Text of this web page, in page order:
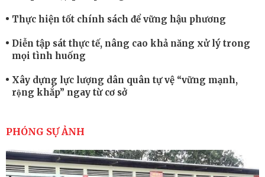
Thực hiện tốt chính sách để vững hậu phương
Diễn tập sát thực tế, nâng cao khả năng xử lý trong
mọi tình huống
Xây dựng lực lượng dân quân tự vệ “vững mạnh,
rộng khắp” ngay từ cơ sở
cao sức mạnh chiến đấu
Tiểu đoàn Thiết giáp hoàn thành tốt diễn tập chiến
thuật có bắn đạn thật
PHÓNG SỰ ẢNH